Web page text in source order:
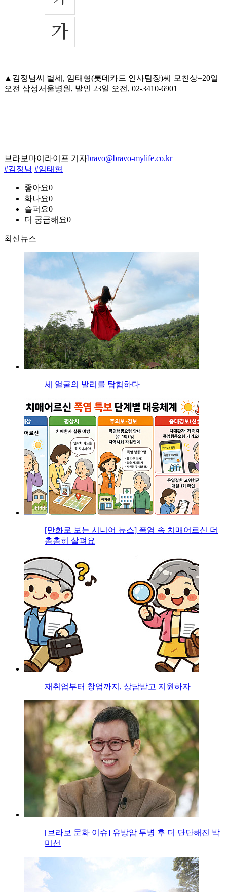
▲김정남씨 별세, 임태형(롯데카드 인사팀장)씨 모친상=20일
오전 삼성서울병원, 발인 23일 오전, 02-3410-6901
브라보마이라이프 기자bravo@bravo-mylife.co.kr
#김정남 #임태형
좋아요0
화나요0
슬퍼요0
더 궁금해요0
최신뉴스
세 얼굴의 발리를 탐험하다
[만화로 보는 시니어 뉴스] 폭염 속 치매어르신 더
촘촘히 살펴요
재취업부터 창업까지, 상담받고 지원하자
[브라보 문화 이슈] 유방암 투병 후 더 단단해진 박
미선